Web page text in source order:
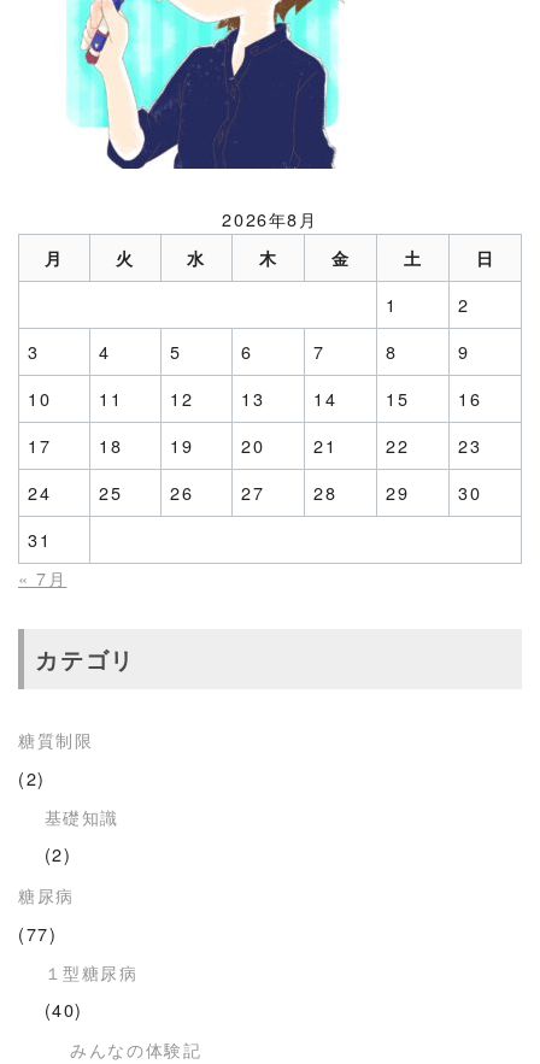
2026年8月
月 火 水 木 金 土 日
1
2
3
4 5 6 7 8
9
10
11 12 13 14 15
16
17
18 19 20 21 22
23
24
25 26 27 28 29
30
31
« 7月
カテゴリ
糖質制限
(2)
基礎知識
(2)
糖尿病
(77)
１型糖尿病
(40)
みんなの体験記